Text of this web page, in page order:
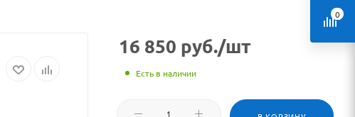
16 850 руб./шт
Есть в наличии
0